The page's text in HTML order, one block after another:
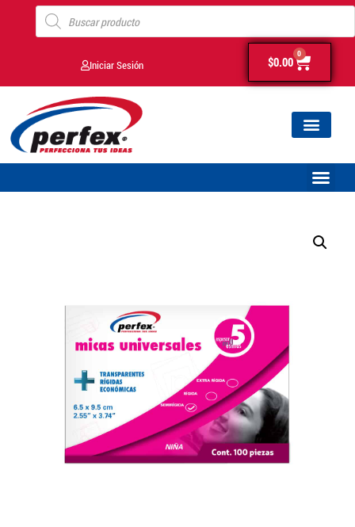
Iniciar Sesión $0.00
0